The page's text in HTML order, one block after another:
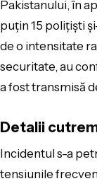
Pakistanului, în
puţin 15 poliţişti
de o intensitate
securitate, au
a fost transmisă
Detalii
Incidentul s-a
tensiunile